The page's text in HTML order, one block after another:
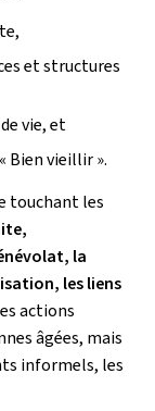
et structures
vie, et
Bien vieillir ».
touchant les
la
les liens
actions
âgées, mais
informels, les